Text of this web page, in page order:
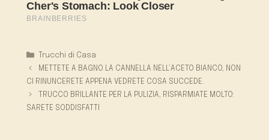
Categorie
Trucchi di Casa
METTETE A BAGNO LA CANNELLA NELL’ACETO BIANCO, NON
CI RINUNCERETE APPENA VEDRETE COSA SUCCEDE.
TRUCCO BRILLANTE PER LA PULIZIA, RISPARMIATE MOLTO:
SARETE SODDISFATTI